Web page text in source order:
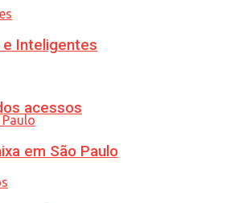
acessos
e Inteligentes
em São Paulo